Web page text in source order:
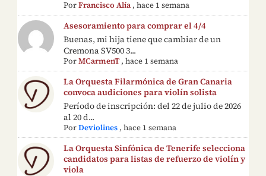
PorFrancisco Alía ,hace 1 semana
Asesoramiento para comprar el 4/4
Buenas, mi hija tiene que cambiar de un
Cremona SV500 3...
PorMCarmenT,hace 1 semana
La Orquesta Filarmónica de Gran Canaria
convoca audiciones para violín solista
Período de inscripción: del 22 de julio de 2026
al 20 d...
PorDeviolines ,hace 1 semana
La Orquesta Sinfónica de Tenerife selecciona
candidatos para listas de refuerzo de violín y
viola